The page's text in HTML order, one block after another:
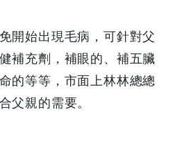
開始出現毛病，可針對父
補充劑，補眼的、補五臟
的等等，市面上林林總總
父親的需要。